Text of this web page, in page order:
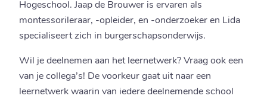
Hogeschool. Jaap de Brouwer is ervaren als
montessorileraar, -opleider, en -onderzoeker en Lida
specialiseert zich in burgerschapsonderwijs.
Wil je deelnemen aan het leernetwerk? Vraag ook een
van je collega’s! De voorkeur gaat uit naar een
leernetwerk waarin van iedere deelnemende school